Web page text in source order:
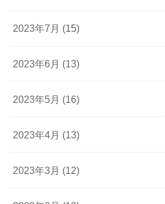
2023年7月 (15)
2023年6月 (13)
2023年5月 (16)
2023年4月 (13)
2023年3月 (12)